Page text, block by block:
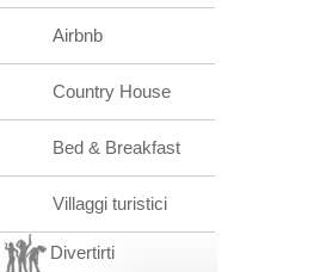
Airbnb
Country House
Bed & Breakfast
Villaggi turistici
Divertirti